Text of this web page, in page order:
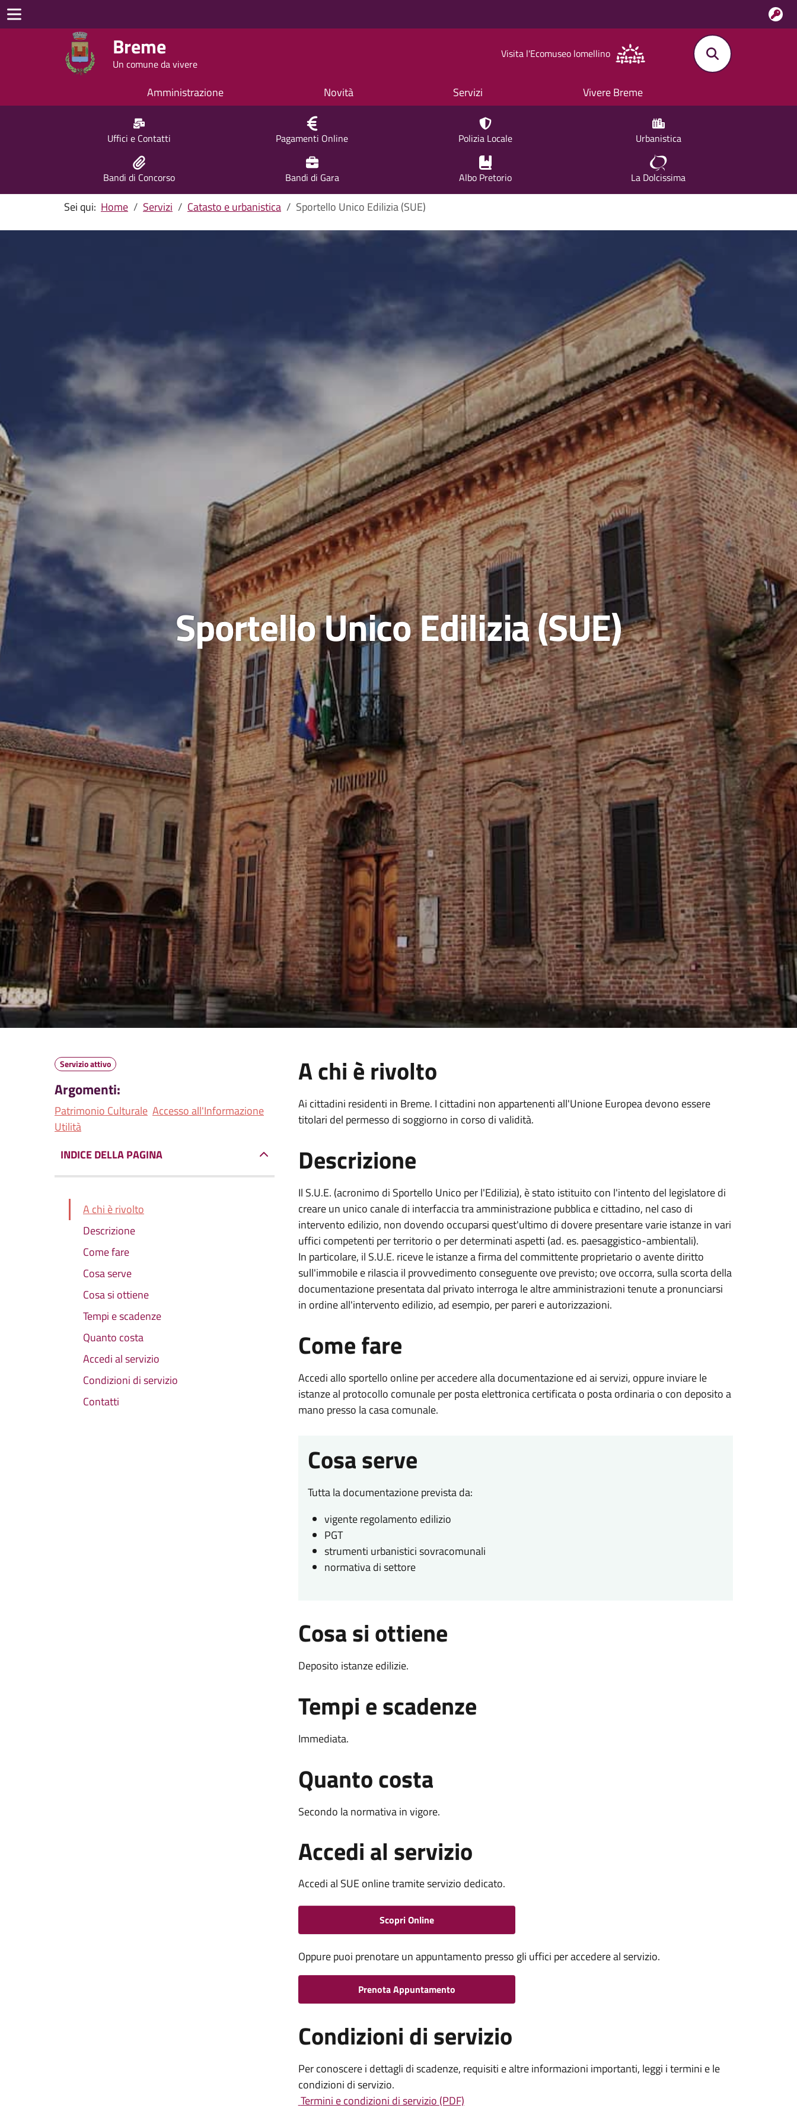
Breme
Un comune da vivere
Visita l'Ecomuseo lomellino
Amministrazione Novità Servizi Vivere Breme
Uffici e Contatti Pagamenti Online Polizia Locale Urbanistica
Bandi di Concorso Bandi di Gara Albo Pretorio La Dolcissima
Sei qui: Home Servizi Catasto e urbanistica Sportello Unico Edilizia (SUE)
Sportello Unico Edilizia (SUE)
Servizio attivo
Argomenti:
Patrimonio Culturale Accesso all'Informazione
Utilità
INDICE DELLA PAGINA
A chi è rivolto
Descrizione
Come fare
Cosa serve
Cosa si ottiene
Tempi e scadenze
Quanto costa
Accedi al servizio
Condizioni di servizio
Contatti
A chi è rivolto
Ai cittadini residenti in Breme. I cittadini non appartenenti all'Unione Europea devono essere
titolari del permesso di soggiorno in corso di validità.
Descrizione
Il S.U.E. (acronimo di Sportello Unico per l'Edilizia), è stato istituito con l'intento del legislatore di
creare un unico canale di interfaccia tra amministrazione pubblica e cittadino, nel caso di
intervento edilizio, non dovendo occuparsi quest'ultimo di dovere presentare varie istanze in vari
uffici competenti per territorio o per determinati aspetti (ad. es. paesaggistico-ambientali).
In particolare, il S.U.E. riceve le istanze a firma del committente proprietario o avente diritto
sull'immobile e rilascia il provvedimento conseguente ove previsto; ove occorra, sulla scorta della
documentazione presentata dal privato interroga le altre amministrazioni tenute a pronunciarsi
in ordine all'intervento edilizio, ad esempio, per pareri e autorizzazioni.
Come fare
Accedi allo sportello online per accedere alla documentazione ed ai servizi, oppure inviare le
istanze al protocollo comunale per posta elettronica certificata o posta ordinaria o con deposito a
mano presso la casa comunale.
Cosa serve
Tutta la documentazione prevista da:
vigente regolamento edilizio
PGT
strumenti urbanistici sovracomunali
normativa di settore
Cosa si ottiene
Deposito istanze edilizie.
Tempi e scadenze
Immediata.
Quanto costa
Secondo la normativa in vigore.
Accedi al servizio
Accedi al SUE online tramite servizio dedicato.
Scopri Online
Oppure puoi prenotare un appuntamento presso gli uffici per accedere al servizio.
Prenota Appuntamento
Condizioni di servizio
Per conoscere i dettagli di scadenze, requisiti e altre informazioni importanti, leggi i termini e le
condizioni di servizio.
Termini e condizioni di servizio (PDF)